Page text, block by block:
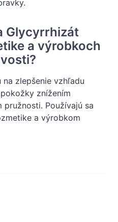
Glycyrrhizát
a výrobkoch
zlepšenie vzhľadu
znížením
Používajú sa
a výrobkom